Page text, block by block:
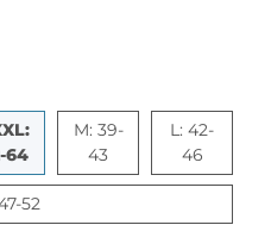
64XXXL: 62-64
M: 39-
43M: 39-43
L: 42-
46L: 42-46
52